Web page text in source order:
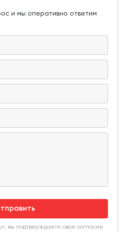
и мы оперативно ответим
вы подтверждаете свое согласие